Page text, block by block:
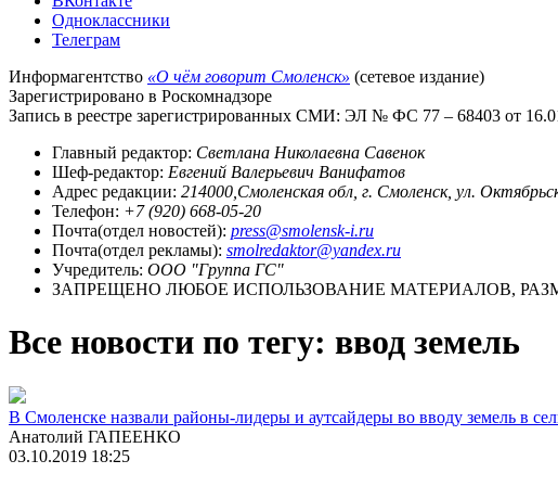
Одноклассники
Телеграм
Информагентство «О чём говорит Смоленск» (сетевое издание)
Зарегистрировано в Роскомнадзоре
Запись в реестре зарегистрированных СМИ: ЭЛ № ФС 77 – 68403 от
Главный редактор: Светлана Николаевна Савенок
Шеф-редактор: Евгений Валерьевич Ванифатов
Адрес редакции: 214000,Смоленская обл, г. Смоленск, ул.
Телефон: +7 (920) 668-05-20
Почта(отдел новостей): press@smolensk-i.ru
Почта(отдел рекламы): smolredaktor@yandex.ru
Учредитель: ООО "Группа ГС"
ЗАПРЕЩЕНО ЛЮБОЕ ИСПОЛЬЗОВАНИЕ МАТЕРИАЛОВ,
Все новости по тегу: ввод земель
В Смоленске назвали районы-лидеры и аутсайдеры во вводу земель в
Анатолий ГАПЕЕНКО
03.10.2019 18:25